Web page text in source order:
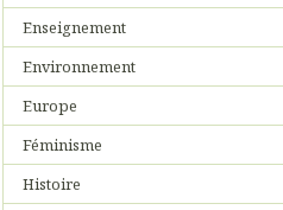
Enseignement
Environnement
Europe
Féminisme
Histoire